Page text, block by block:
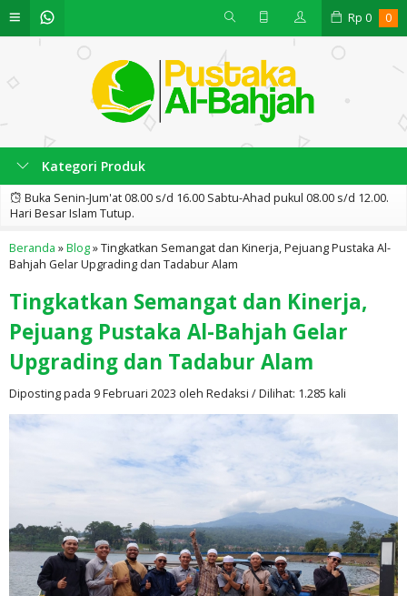
Rp 0 0
Kategori Produk
Buka Senin-Jum'at 08.00 s/d 16.00 Sabtu-Ahad pukul 08.00 s/d 12.00.
Hari Besar Islam Tutup.
Beranda »Blog»Tingkatkan Semangat dan Kinerja, Pejuang Pustaka Al-
Bahjah Gelar Upgrading dan Tadabur Alam
Tingkatkan Semangat dan Kinerja,
Pejuang Pustaka Al-Bahjah Gelar
Upgrading dan Tadabur Alam
Diposting pada 9 Februari 2023 oleh Redaksi / Dilihat: 1.285 kali